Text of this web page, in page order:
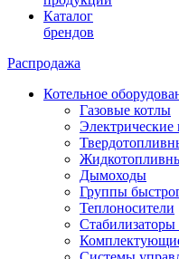
Каталог
брендов
Распродажа
Котельное
Газовые котлы
Электрические
Дымоходы
Группы
Теплоносители
Комплектующие